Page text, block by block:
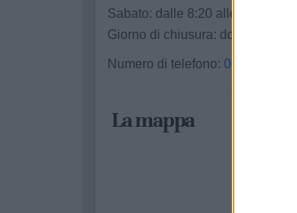
Sabato: dalle 8:20 alle 12:35
Giorno di chiusura: domenica
Numero di telefono: 099 8445749
La mappa